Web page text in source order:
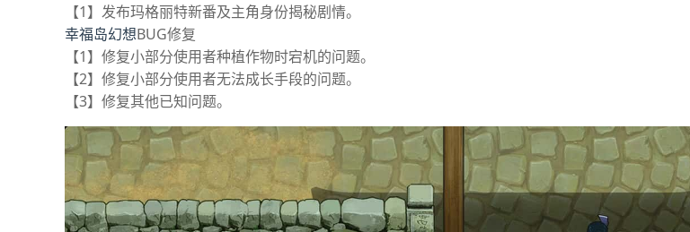
【1】发布玛格丽特新番及主角身份揭秘剧情。
幸福岛幻想BUG修复
【1】修复小部分使用者种植作物时宕机的问题。
【2】修复小部分使用者无法成长手段的问题。
【3】修复其他已知问题。